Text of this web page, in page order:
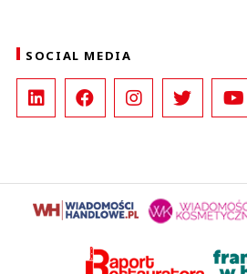
SOCIAL MEDIA